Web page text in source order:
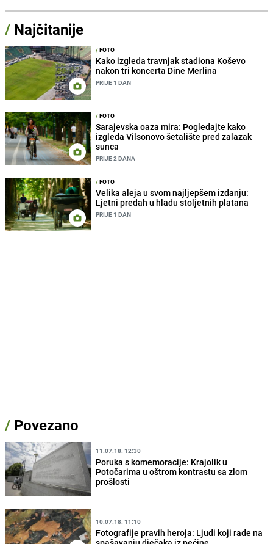
/ Najčitanije
/FOTO
Kako izgleda travnjak stadiona Koševo
nakon tri koncerta Dine Merlina
PRIJE 1 DAN
/FOTO
Sarajevska oaza mira: Pogledajte kako
izgleda Vilsonovo šetalište pred zalazak
sunca
PRIJE 2 DANA
/FOTO
Velika aleja u svom najljepšem izdanju:
Ljetni predah u hladu stoljetnih platana
PRIJE 1 DAN
/ Povezano
11.07.18. 12:30
Poruka s komemoracije: Krajolik u
Potočarima u oštrom kontrastu sa zlom
prošlosti
10.07.18. 11:10
Fotografije pravih heroja: Ljudi koji rade na